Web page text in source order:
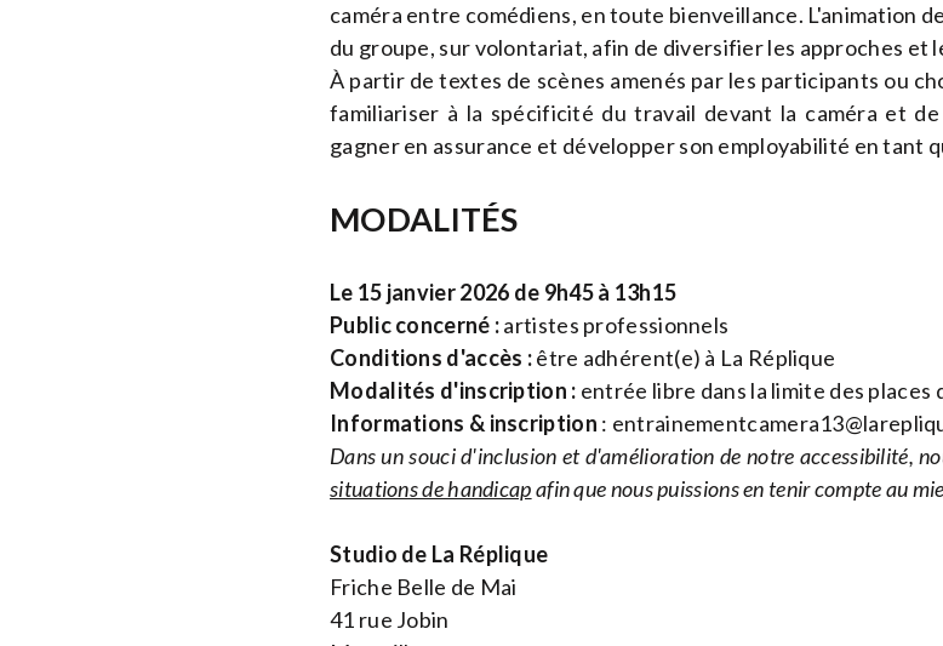
caméra entre comédiens, en toute bienveillance. L'animation
du groupe, sur volontariat, afin de diversifier les approches et
À partir de textes de scènes amenés par les participants ou
familiariser à la spécificité du travail devant la caméra et
gagner en assurance et développer son employabilité en tant
MODALITÉS
Le 15 janvier 2026 de 9h45 à 13h15
Public concerné :artistes professionnels
Conditions d'accès :être adhérent(e) à La Réplique
Modalités d'inscription : entrée libre dans la limite des places
Informations & inscription :
Dans un souci d'inclusion et d'amélioration de notre accessibilité,
situations de handicapafin que nous puissions en tenir compte au
Studio de La Réplique
Friche Belle de Mai
41 rue Jobin